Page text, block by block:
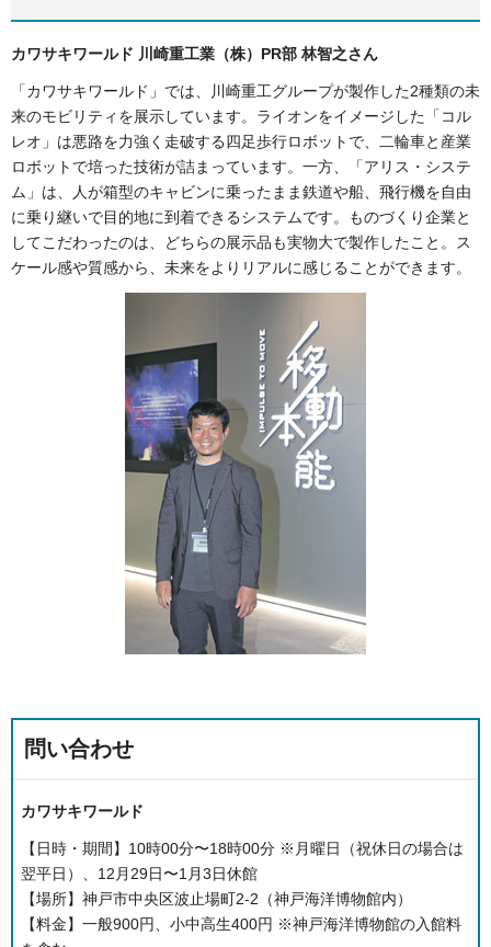
カワサキワールド 川崎重工業（株）PR部 林智之さん
「カワサキワールド」では、川崎重工グループが製作した2種類の未
来のモビリティを展示しています。ライオンをイメージした「コル
レオ」は悪路を力強く走破する四足歩行ロボットで、二輪車と産業
ロボットで培った技術が詰まっています。一方、「アリス・システ
ム」は、人が箱型のキャビンに乗ったまま鉄道や船、飛行機を自由
に乗り継いで目的地に到着できるシステムです。ものづくり企業と
してこだわったのは、どちらの展示品も実物大で製作したこと。ス
ケール感や質感から、未来をよりリアルに感じることができます。
問い合わせ
カワサキワールド
【日時・期間】10時00分〜18時00分 ※月曜日（祝休日の場合は
翌平日）、12月29日〜1月3日休館
【場所】神戸市中央区波止場町2-2（神戸海洋博物館内）
【料金】一般900円、小中高生400円 ※神戸海洋博物館の入館料